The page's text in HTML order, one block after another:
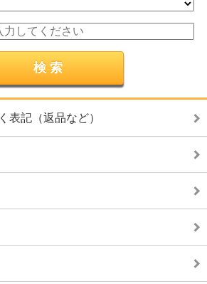
表記（返品など）